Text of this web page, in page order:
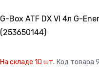
G-Box ATF DX VI 4л G-
(253650144)
На складе 10 шт. Код товара